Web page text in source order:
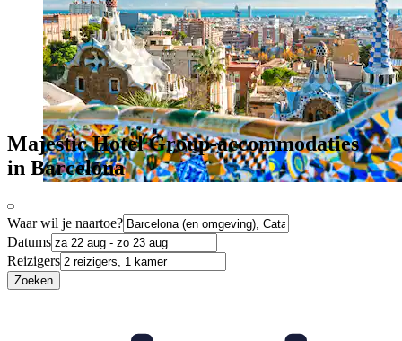
Majestic Hotel Group-accommodaties
in Barcelona
Waar wil je naartoe?
Datums
Reizigers
Zoeken